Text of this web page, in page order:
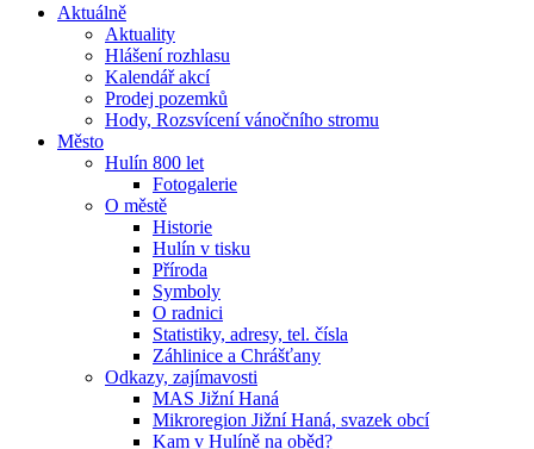
Aktuálně
Aktuality
Hlášení rozhlasu
Kalendář akcí
Prodej pozemků
Hody, Rozsvícení vánočního stromu
Město
Hulín 800 let
Fotogalerie
O městě
Historie
Hulín v tisku
Příroda
Symboly
O radnici
Statistiky, adresy, tel. čísla
Záhlinice a Chrášťany
Odkazy, zajímavosti
MAS Jižní Haná
Mikroregion Jižní Haná, svazek obcí
Kam v Hulíně na oběd?